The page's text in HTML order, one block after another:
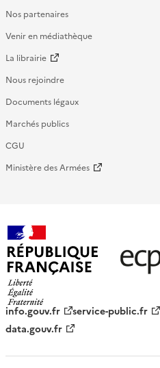
Nos partenaires
Venir en médiathèque
La librairie
Nous rejoindre
Documents légaux
Marchés publics
CGU
Ministère des Armées
française - ECPAD
info.gouv.fr service-public.fr
data.gouv.fr